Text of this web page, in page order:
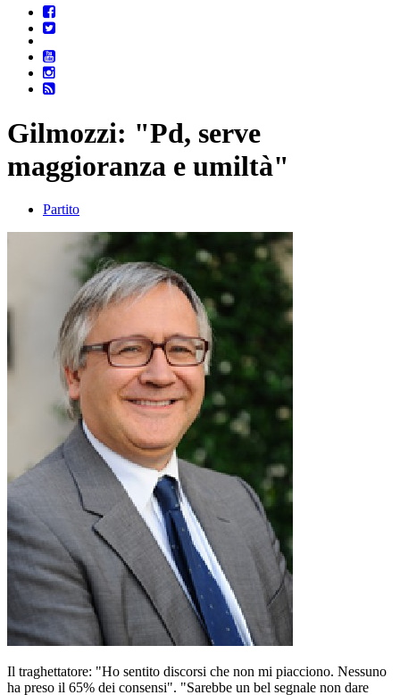
Gilmozzi: "Pd, serve
maggioranza e umiltà"
Partito
Il traghettatore: "Ho sentito discorsi che non mi piacciono. Nessuno
ha preso il 65% dei consensi". "Sarebbe un bel segnale non dare